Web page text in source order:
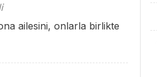
ailesini, onlarla birlikte